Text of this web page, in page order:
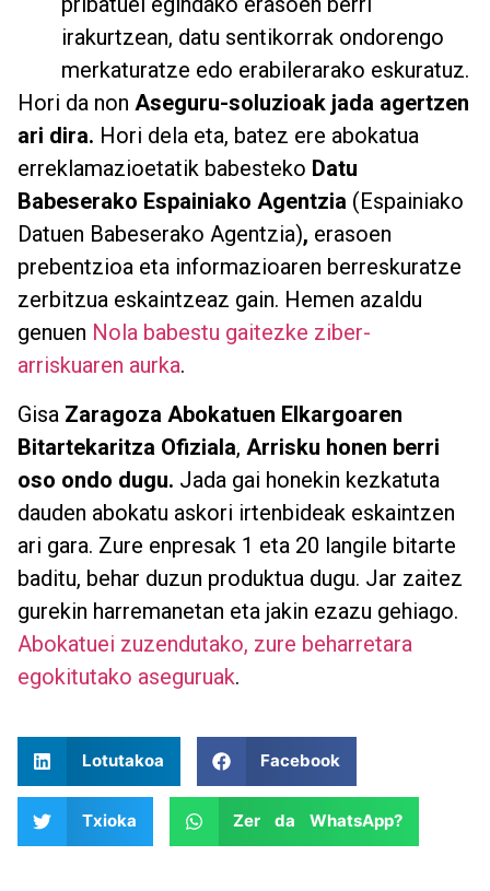
irakurtzean, datu sentikorrak ondorengo
merkaturatze edo erabilerarako eskuratuz.
Hori da non Aseguru-soluzioak jada agertzen
ari dira. Hori dela eta, batez ere abokatua
erreklamazioetatik babesteko Datu
Babeserako Espainiako Agentzia (Espainiako
Datuen Babeserako Agentzia), erasoen
prebentzioa eta informazioaren berreskuratze
zerbitzua eskaintzeaz gain. Hemen azaldu
genuen Nola babestu gaitezke ziber-
arriskuaren aurka.
Gisa Zaragoza Abokatuen Elkargoaren
Bitartekaritza Ofiziala, Arrisku honen berri
oso ondo dugu. Jada gai honekin kezkatuta
dauden abokatu askori irtenbideak eskaintzen
ari gara. Zure enpresak 1 eta 20 langile bitarte
baditu, behar duzun produktua dugu. Jar zaitez
gurekin harremanetan eta jakin ezazu gehiago.
Abokatuei zuzendutako, zure beharretara
egokitutako aseguruak.
Lotutakoa Facebook
Txioka Zer da WhatsApp?